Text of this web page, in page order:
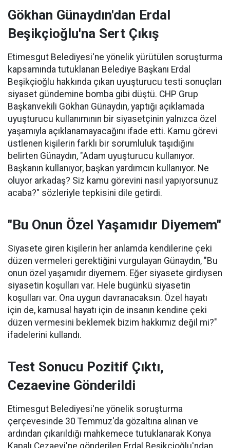
Gökhan Günaydın'dan Erdal
Beşikçioğlu'na Sert Çıkış
Etimesgut Belediyesi'ne yönelik yürütülen soruşturma
kapsamında tutuklanan Belediye Başkanı Erdal
Beşikçioğlu hakkında çıkan uyuşturucu testi sonuçları
siyaset gündemine bomba gibi düştü. CHP Grup
Başkanvekili Gökhan Günaydın, yaptığı açıklamada
uyuşturucu kullanımının bir siyasetçinin yalnızca özel
yaşamıyla açıklanamayacağını ifade etti. Kamu görevi
üstlenen kişilerin farklı bir sorumluluk taşıdığını
belirten Günaydın, "Adam uyuşturucu kullanıyor.
Başkanın kullanıyor, başkan yardımcın kullanıyor. Ne
oluyor arkadaş? Siz kamu görevini nasıl yapıyorsunuz
acaba?" sözleriyle tepkisini dile getirdi.
"Bu Onun Özel Yaşamıdır Diyemem"
Siyasete giren kişilerin her anlamda kendilerine çeki
düzen vermeleri gerektiğini vurgulayan Günaydın, "Bu
onun özel yaşamıdır diyemem. Eğer siyasete girdiysen
siyasetin koşulları var. Hele bugünkü siyasetin
koşulları var. Ona uygun davranacaksın. Özel hayatı
için de, kamusal hayatı için de insanın kendine çeki
düzen vermesini beklemek bizim hakkımız değil mi?"
ifadelerini kullandı.
Test Sonucu Pozitif Çıktı,
Cezaevine Gönderildi
Etimesgut Belediyesi'ne yönelik soruşturma
çerçevesinde 30 Temmuz'da gözaltına alınan ve
ardından çıkarıldığı mahkemece tutuklanarak Konya